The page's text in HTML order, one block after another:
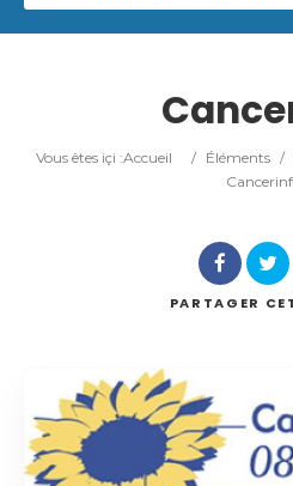
Catégorie
Rechercher
Vous êtes içi :Accueil / Éléments /
PARTAGER